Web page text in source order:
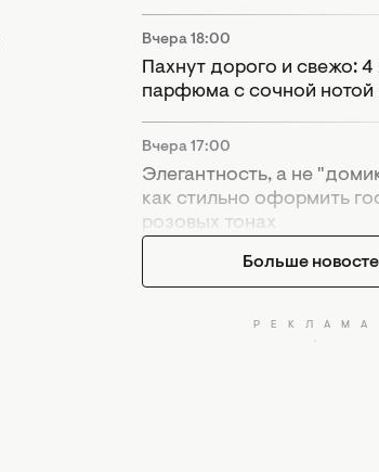
Вчера 18:00
Пахнут дорого и свежо:
парфюма с сочной нотой
Вчера 17:00
Элегантность, а не
как стильно оформить
розовых тонах
Больше